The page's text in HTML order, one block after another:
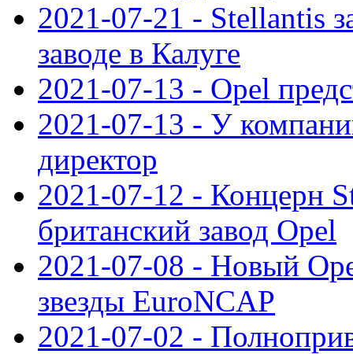
2021-07-21 - Stellantis
заводе в Калуге
2021-07-13 - Opel
2021-07-13 - У
директор
2021-07-12 - Концерн
британский завод Opel
2021-07-08 - Новый
звезды EuroNCAP
2021-07-02 -